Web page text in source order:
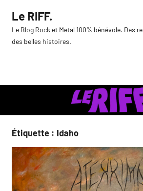
contenu
Le RIFF.
Le Blog Rock et Metal 100% bénévole. Des
des belles histoires.
Étiquette : Idaho